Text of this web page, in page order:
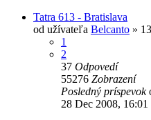
Tatra 613 - Bratislava
od užívateľa Belcanto »
1
2
37 Odpovedí
55276 Zobrazení
Posledný príspevok
28 Dec 2008, 16:01